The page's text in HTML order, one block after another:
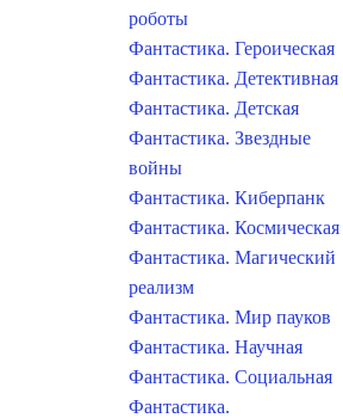
роботы
Фантастика. Героическая
Фантастика. Детективная
Фантастика. Детская
Фантастика. Звездные
войны
Фантастика. Киберпанк
Фантастика. Космическая
Фантастика. Магический
реализм
Фантастика. Мир пауков
Фантастика. Научная
Фантастика. Социальная
Фантастика.